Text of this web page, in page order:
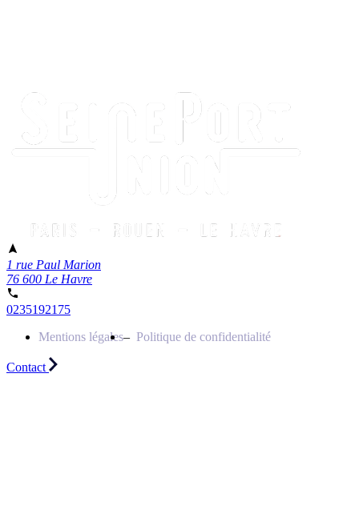
1 rue Paul Marion
76 600 Le Havre
0235192175
Mentions légales
Politique de confidentialité
Contact